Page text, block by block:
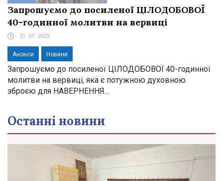
Запрошуємо до посиленої ЦІЛОДОБОВОЇ
40-годинної молитви на вервиці
21. 07. 2025
Анонси Новини
Запрошуємо до посиленої ЦІЛОДОБОВОЇ 40-годинної
молитви на вервиці, яка є потужною духовною
зброєю для НАВЕРНЕННЯ...
Останні новини